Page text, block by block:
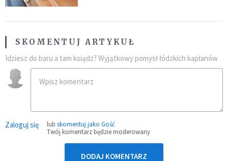
SKOMENTUJ ARTYKUŁ
Idziesz do baru a tam ksiądz? Wyjątkowy pomysł łódzkich kapłanów
Zaloguj się lub skomentuj jako Gość
Twój komentarz będzie moderowany
DODAJ KOMENTARZ